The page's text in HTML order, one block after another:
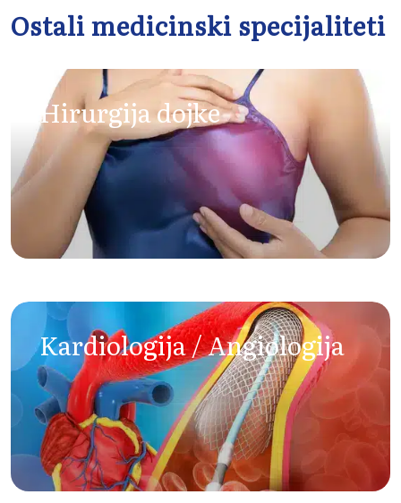
Ostali medicinski specijaliteti
Hirurgija dojke
Kardiologija / Angiologija